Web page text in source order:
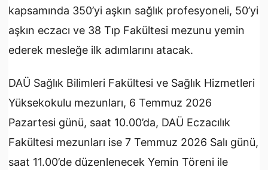
kapsamında 350’yi aşkın sağlık profesyoneli, 50’yi
aşkın eczacı ve 38 Tıp Fakültesi mezunu yemin
ederek mesleğe ilk adımlarını atacak.
DAÜ Sağlık Bilimleri Fakültesi ve Sağlık Hizmetleri
Yüksekokulu mezunları, 6 Temmuz 2026
Pazartesi günü, saat 10.00’da, DAÜ Eczacılık
Fakültesi mezunları ise 7 Temmuz 2026 Salı günü,
saat 11.00’de düzenlenecek Yemin Töreni ile